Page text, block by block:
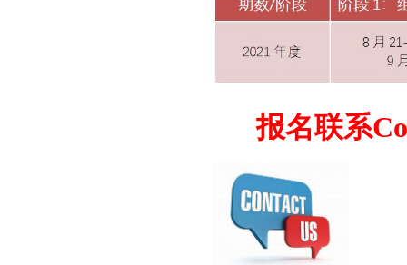
报名联系